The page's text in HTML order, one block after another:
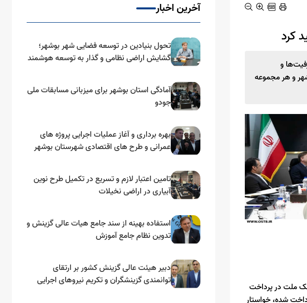
کرد
و
و هر مجموعه
ملت در پرداخت
شده، خواستار
آخرین اخبار
تحول بنیادین در توسعه فضایی شهر بوشهر؛
گشایش اراضی نظامی و گذار به توسعه هوشمند
آمادگی استان بوشهر برای میزبانی مسابقات ملی
جودو
بهره برداری و آغاز عملیات اجرایی پروژه های
عمرانی و طرح های اقتصادی شهرستان بوشهر
تامین اعتبار لازم و تسریع در تکمیل طرح نوین
آبیاری در اراضی نخیلات
استفاده بهینه از سند جامع هیات عالی گزینش و‌
تدوین نظام جامع آموزش
دبیر هیئت عالی گزینش کشور بر ارتقای
توانمندی گزینشگران و تکریم نیروهای اجرایی